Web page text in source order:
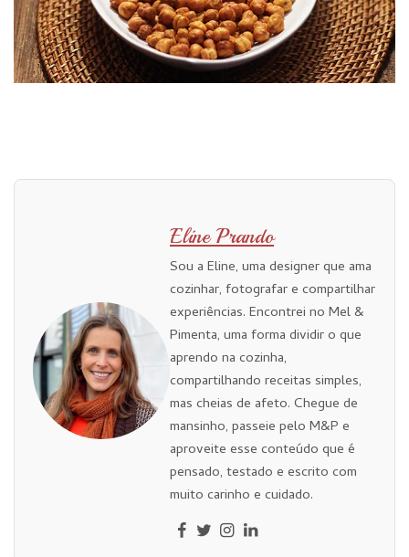
Eline Prando
Sou a Eline, uma designer que ama
cozinhar, fotografar e compartilhar
experiências. Encontrei no Mel &
Pimenta, uma forma dividir o que
aprendo na cozinha,
compartilhando receitas simples,
mas cheias de afeto. Chegue de
mansinho, passeie pelo M&P e
aproveite esse conteúdo que é
pensado, testado e escrito com
muito carinho e cuidado.